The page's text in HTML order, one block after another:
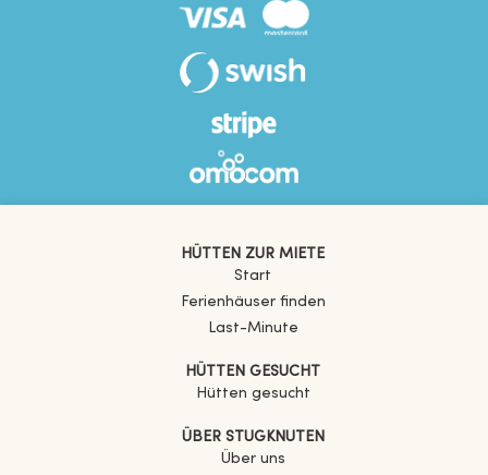
HÜTTEN ZUR MIETE
Start
Ferienhäuser finden
Last-Minute
HÜTTEN GESUCHT
Hütten gesucht
ÜBER STUGKNUTEN
Über uns